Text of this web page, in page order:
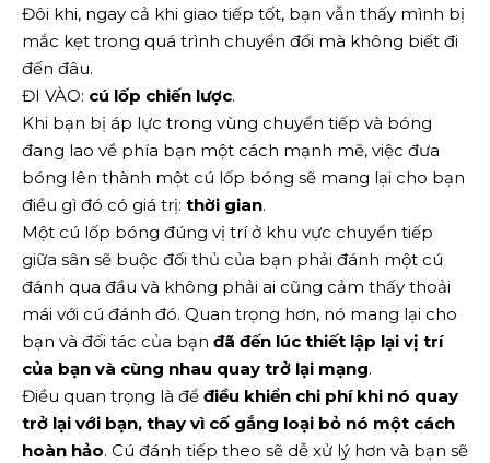
Đôi khi, ngay cả khi giao tiếp tốt, bạn vẫn thấy mình bị
mắc kẹt trong quá trình chuyển đổi mà không biết đi
đến đâu.
ĐI VÀO: cú lốp chiến lược.
Khi bạn bị áp lực trong vùng chuyển tiếp và bóng
đang lao về phía bạn một cách mạnh mẽ, việc đưa
bóng lên thành một cú lốp bóng sẽ mang lại cho bạn
điều gì đó có giá trị: thời gian.
Một cú lốp bóng đúng vị trí ở khu vực chuyển tiếp
giữa sân sẽ buộc đối thủ của bạn phải đánh một cú
đánh qua đầu và không phải ai cũng cảm thấy thoải
mái với cú đánh đó. Quan trọng hơn, nó mang lại cho
bạn và đối tác của bạn đã đến lúc thiết lập lại vị trí
của bạn và cùng nhau quay trở lại mạng.
Điều quan trọng là để điều khiển chi phí khi nó quay
trở lại với bạn, thay vì cố gắng loại bỏ nó một cách
hoàn hảo. Cú đánh tiếp theo sẽ dễ xử lý hơn và bạn sẽ